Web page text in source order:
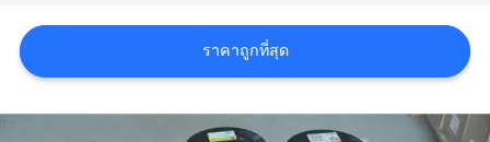
ข่าว
ขอ
ราคาถูกที่สุด